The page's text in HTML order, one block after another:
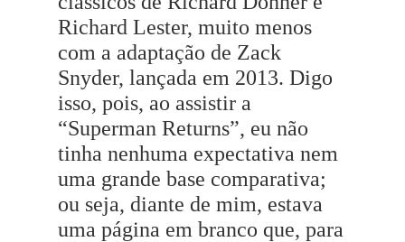
Richard Lester, muito menos
com a adaptação de Zack
Snyder, lançada em 2013. Digo
isso, pois, ao assistir a
“Superman Returns”, eu não
tinha nenhuma expectativa nem
uma grande base comparativa;
ou seja, diante de mim, estava
uma página em branco que, para